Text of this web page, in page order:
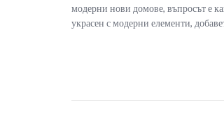
модерни нови домове, въпросът е
украсен с модерни елементи,